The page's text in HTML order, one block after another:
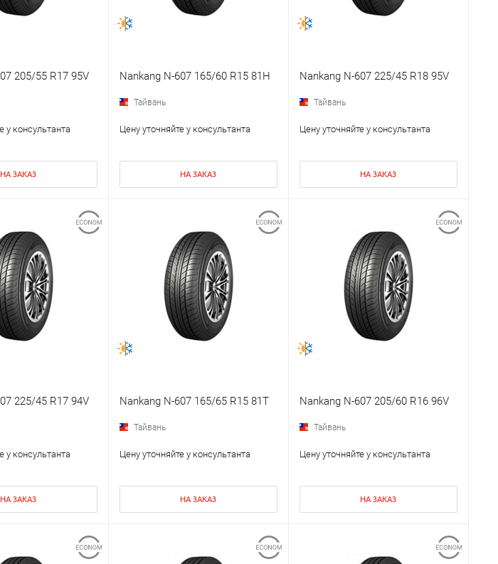
205/55 R17 95V
у консультанта
НА ЗАКАЗ
Nankang N-607 165/60 R15 81H
Тайвань
Цену уточняйте у консультанта
НА ЗАКАЗ
Nankang N-607 225/45 R18 95V
Тайвань
Цену уточняйте у консультанта
НА ЗАКАЗ
225/45 R17 94V
у консультанта
НА ЗАКАЗ
Nankang N-607 165/65 R15 81T
Тайвань
Цену уточняйте у консультанта
НА ЗАКАЗ
Nankang N-607 205/60 R16 96V
Тайвань
Цену уточняйте у консультанта
НА ЗАКАЗ